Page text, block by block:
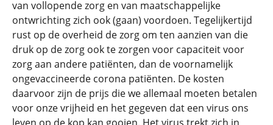
van vollopende zorg en van maatschappelijke
ontwrichting zich ook (gaan) voordoen. Tegelijkertijd
rust op de overheid de zorg om ten aanzien van die
druk op de zorg ook te zorgen voor capaciteit voor
zorg aan andere patiënten, dan de voornamelijk
ongevaccineerde corona patiënten. De kosten
daarvoor zijn de prijs die we allemaal moeten betalen
voor onze vrijheid en het gegeven dat een virus ons